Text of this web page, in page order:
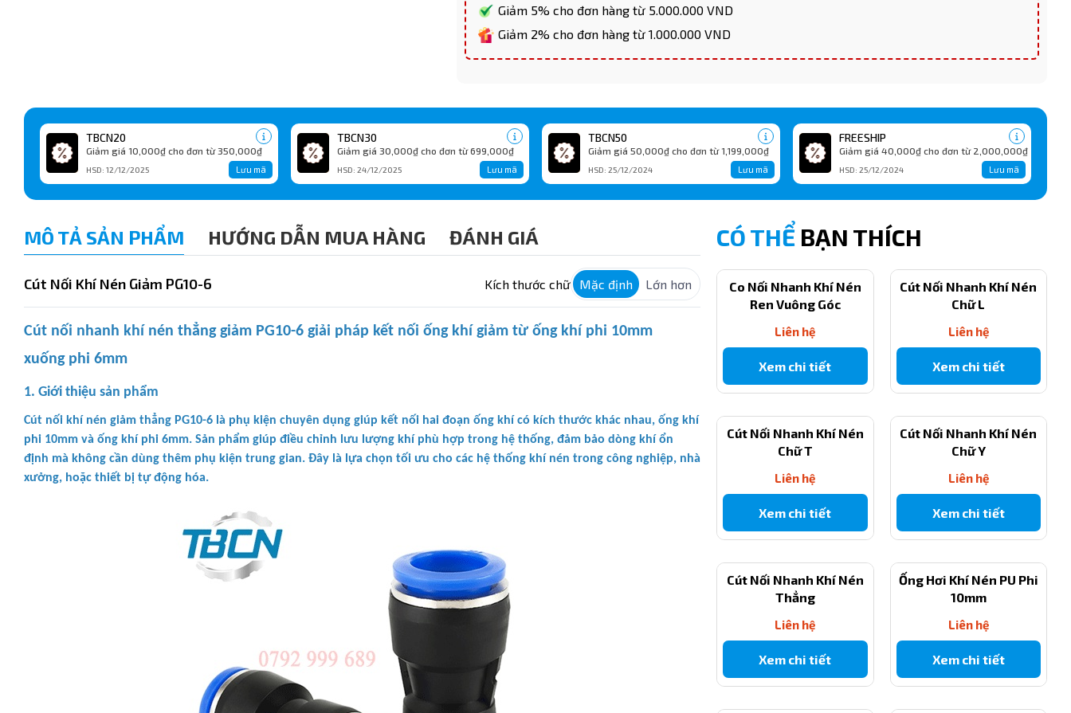
Giảm 5% cho đơn hàng từ 5.000.000 VND
Giảm 2% cho đơn hàng từ 1.000.000 VND
TBCN20
Giảm giá 10,000₫ cho đơn từ 350,000₫
HSD: 12/12/2025 Lưu mã
TBCN30
Giảm giá 30,000₫ cho đơn từ 699,000₫
HSD: 24/12/2025 Lưu mã
TBCN50
Giảm giá 50,000₫ cho đơn từ 1,199,000₫
HSD: 25/12/2024 Lưu mã
FREESHIP
Giảm giá 40,000₫ cho đơn từ 2,000,000₫
HSD: 25/12/2024 Lưu mã
MÔ TẢ SẢN PHẨM HƯỚNG DẪN MUA HÀNG ĐÁNH GIÁ
Cút Nối Khí Nén Giảm PG10-6 Kích thước chữ Mặc định Lớn hơn
Cút nối nhanh khí nén thẳng giảm PG10-6 giải pháp kết nối ống khí giảm từ ống khí phi 10mm
xuống phi 6mm
1. Giới thiệu sản phẩm
Cút nối khí nén giảm thẳng PG10-6 là phụ kiện chuyên dụng giúp kết nối hai đoạn ống khí có kích thước khác nhau, ống khí
phi 10mm và ống khí phi 6mm. Sản phẩm giúp điều chỉnh lưu lượng khí phù hợp trong hệ thống, đảm bảo dòng khí ổn
định mà không cần dùng thêm phụ kiện trung gian. Đây là lựa chọn tối ưu cho các hệ thống khí nén trong công nghiệp, nhà
xưởng, hoặc thiết bị tự động hóa.
CÓ THỂ BẠN THÍCH
Co Nối Nhanh Khí Nén
Ren Vuông Góc
Liên hệ
Xem chi tiết
Cút Nối Nhanh Khí Nén
Chữ L
Liên hệ
Xem chi tiết
Cút Nối Nhanh Khí Nén
Chữ T
Liên hệ
Xem chi tiết
Cút Nối Nhanh Khí Nén
Chữ Y
Liên hệ
Xem chi tiết
Cút Nối Nhanh Khí Nén
Thẳng
Liên hệ
Xem chi tiết
Ống Hơi Khí Nén PU Phi
10mm
Liên hệ
Xem chi tiết